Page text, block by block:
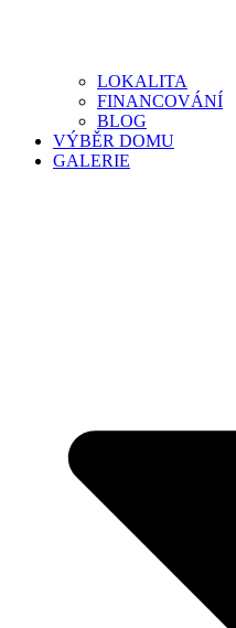
LOKALITA
FINANCOVÁNÍ
BLOG
VÝBĚR DOMU
GALERIE